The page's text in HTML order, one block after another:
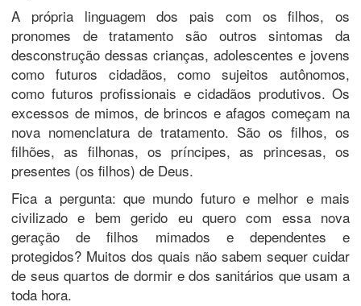
A própria linguagem dos pais com os filhos, os
pronomes de tratamento são outros sintomas da
desconstrução dessas crianças, adolescentes e jovens
como futuros cidadãos, como sujeitos autônomos,
como futuros profissionais e cidadãos produtivos. Os
excessos de mimos, de brincos e afagos começam na
nova nomenclatura de tratamento. São os filhos, os
filhões, as filhonas, os príncipes, as princesas, os
presentes (os filhos) de Deus.
Fica a pergunta: que mundo futuro e melhor e mais
civilizado e bem gerido eu quero com essa nova
geração de filhos mimados e dependentes e
protegidos? Muitos dos quais não sabem sequer cuidar
de seus quartos de dormir e dos sanitários que usam a
toda hora.